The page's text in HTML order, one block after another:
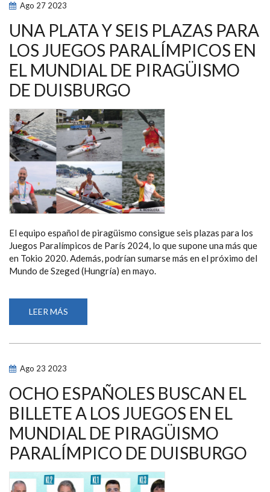
CON
LA
DEL
III
CIRCUITO
OPEN
NACIONAL
Ago 27 2023
UNA PLATA Y SEIS PLAZAS PARA
LOS JUEGOS PARALÍMPICOS EN
EL MUNDIAL DE PIRAGÜISMO
DE DUISBURGO
El equipo español de piragüismo consigue seis plazas para los
Juegos Paralímpicos de París 2024, lo que supone una más que
en Tokio 2020. Además, podrían sumarse más en el próximo del
Mundo de Szeged (Hungría) en mayo.
LEER MÁS
PLATA
SEIS
PARALÍMPICOS
EN
MUNDIAL
DE
PIRAGÜISMO
DE
DUISBURGO
Ago 23 2023
OCHO ESPAÑOLES BUSCAN EL
BILLETE A LOS JUEGOS EN EL
MUNDIAL DE PIRAGÜISMO
PARALÍMPICO DE DUISBURGO